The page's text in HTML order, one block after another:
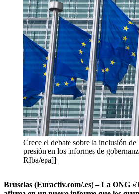
Crece el debate sobre la inclusión de
presión en los informes de
RIba/epa]]
Bruselas (Euractiv.com/.es) – La ONG